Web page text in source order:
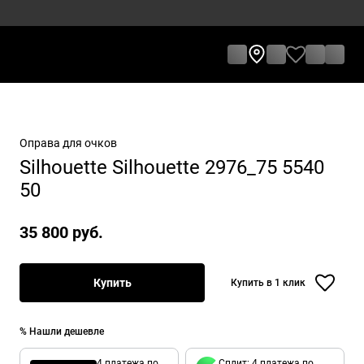
Оправа для очков
Silhouette Silhouette 2976_75 5540
50
35 800 руб.
Купить Купить в 1 клик
% Нашли дешевле